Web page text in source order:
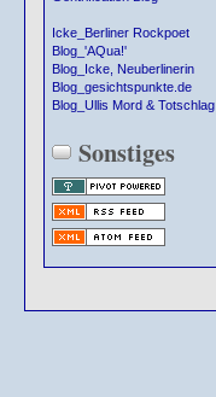
Icke_Berliner Rockpoet
Blog_'AQua!'
Blog_Icke, Neuberlinerin
Blog_gesichtspunkte.de
Blog_Ullis Mord & Totschlag
Sonstiges